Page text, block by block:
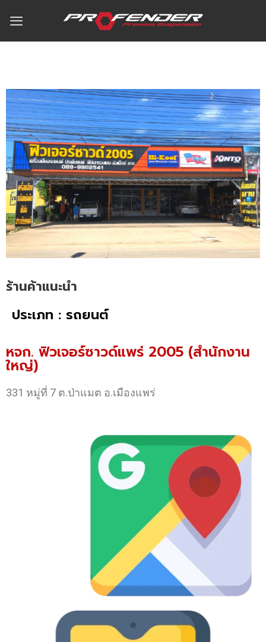
ร้านค้าแนะนำ
ประเภท : รถยนต์
หจก. ฟิวเจอร์ซาวด์แพร่ 2005 (สำนักงาน
ใหญ่)
331 หมู่ที่ 7 ต.ป่าแมต อ.เมืองแพร่